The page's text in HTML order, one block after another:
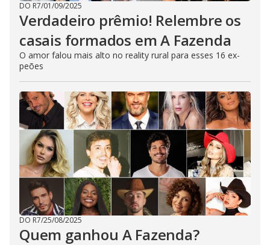
DO R7/01/09/2025
Verdadeiro prêmio! Relembre os
casais formados em A Fazenda
O amor falou mais alto no reality rural para esses 16 ex-
peões
DO R7/25/08/2025
Quem ganhou A Fazenda?